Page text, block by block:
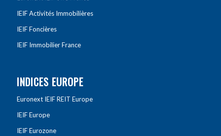
IEIF Activités Immobilières
IEIF Foncières
IEIF Immobilier France
INDICES EUROPE
Euronext IEIF REIT Europe
IEIF Europe
IEIF Eurozone